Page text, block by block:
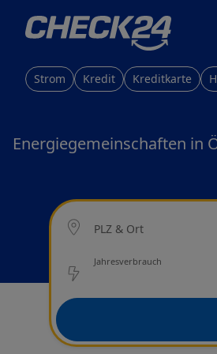
Strom Kredit Kreditkarte
Energiegemeinschaften in
PLZ & Ort
Ort
Netzbetreiber
Jahresverbrauch